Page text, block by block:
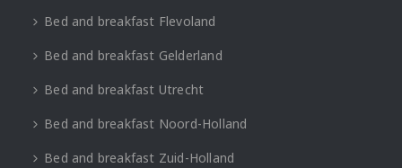
Bed and breakfast Flevoland
Bed and breakfast Gelderland
Bed and breakfast Utrecht
Bed and breakfast Noord-Holland
Bed and breakfast Zuid-Holland